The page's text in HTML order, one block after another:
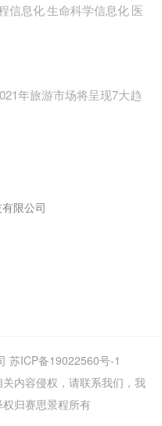
信息化生命科学信息化医
年旅游市场将呈现7大趋
限公司
苏ICP备19022560号-1
内容侵权，请联系我们，我
归赛思景程所有